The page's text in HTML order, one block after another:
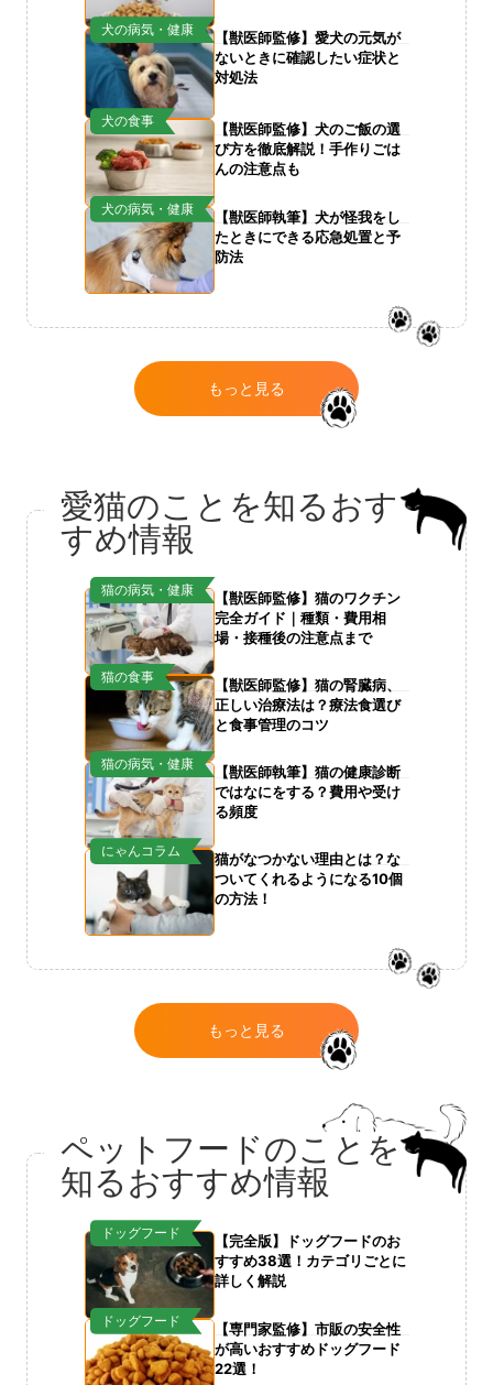
犬の病気・健康
【獣医師監修】愛犬の元気が
ないときに確認したい症状と
対処法
犬の食事
【獣医師監修】犬のご飯の選
び方を徹底解説！手作りごは
んの注意点も
犬の病気・健康
【獣医師執筆】犬が怪我をし
たときにできる応急処置と予
防法
もっと見る
愛猫のことを知るおす
すめ情報
猫の病気・健康
【獣医師監修】猫のワクチン
完全ガイド｜種類・費用相
場・接種後の注意点まで
猫の食事
【獣医師監修】猫の腎臓病、
正しい治療法は？療法食選び
と食事管理のコツ
猫の病気・健康
【獣医師執筆】猫の健康診断
ではなにをする？費用や受け
る頻度
にゃんコラム
猫がなつかない理由とは？な
ついてくれるようになる10個
の方法！
もっと見る
ペットフードのことを
知るおすすめ情報
ドッグフード
【完全版】ドッグフードのお
すすめ38選！カテゴリごとに
詳しく解説
ドッグフード
【専門家監修】市販の安全性
が高いおすすめドッグフード
22選！